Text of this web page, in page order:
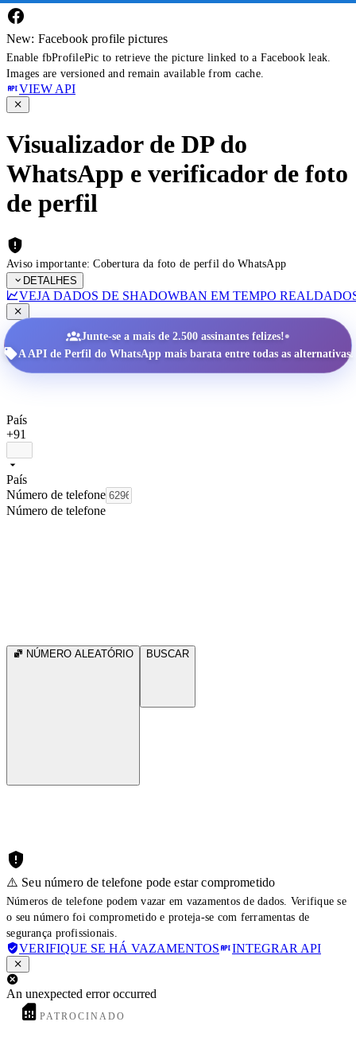
New: Facebook profile pictures
Enable fbProfilePic to retrieve the picture linked to a Facebook leak.
Images are versioned and remain available from cache.
VIEW API
Visualizador de DP do
WhatsApp e verificador de foto
de perfil
Aviso importante: Cobertura da foto de perfil do WhatsApp
DETALHES
VEJA DADOS DE SHADOWBAN EM TEMPO REAL
Junte-se a mais de 2.500 assinantes felizes!•
A API de Perfil do WhatsApp mais barata entre todas as alternativas.
País
+91
País
Número de telefone
Número de telefone
NÚMERO ALEATÓRIO BUSCAR
⚠️ Seu número de telefone pode estar comprometido
Números de telefone podem vazar em vazamentos de dados. Verifique se
o seu número foi comprometido e proteja-se com ferramentas de
segurança profissionais.
VERIFIQUE SE HÁ VAZAMENTOS INTEGRAR API
An unexpected error occurred
PATROCINADO